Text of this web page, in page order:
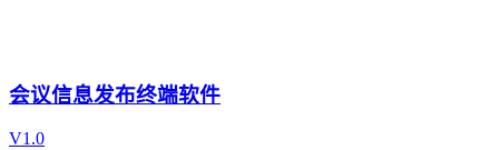
会议信息发布终端软件
V1.0